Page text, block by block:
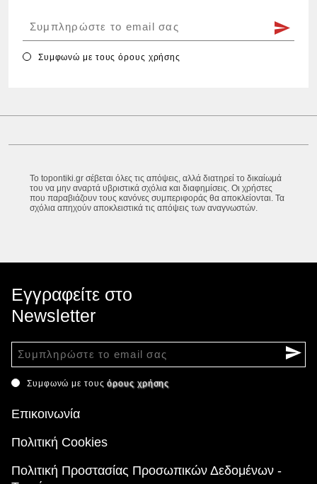
Συμφωνώ με τουςόρους χρήσης
Το topontiki.gr σέβεται όλες τις απόψεις, αλλά διατηρεί το δικαίωμά
του να μην αναρτά υβριστικά σχόλια και διαφημίσεις. Οι χρήστες
που παραβιάζουν τους κανόνες συμπεριφοράς θα αποκλείονται. Τα
σχόλια απηχούν αποκλειστικά τις απόψεις των αναγνωστών.
Εγγραφείτε στο
Newsletter
Συμφωνώ με τουςόρους χρήσης
Επικοινωνία
Πολιτική Cookies
Πολιτική Προστασίας Προσωπικών Δεδομένων -